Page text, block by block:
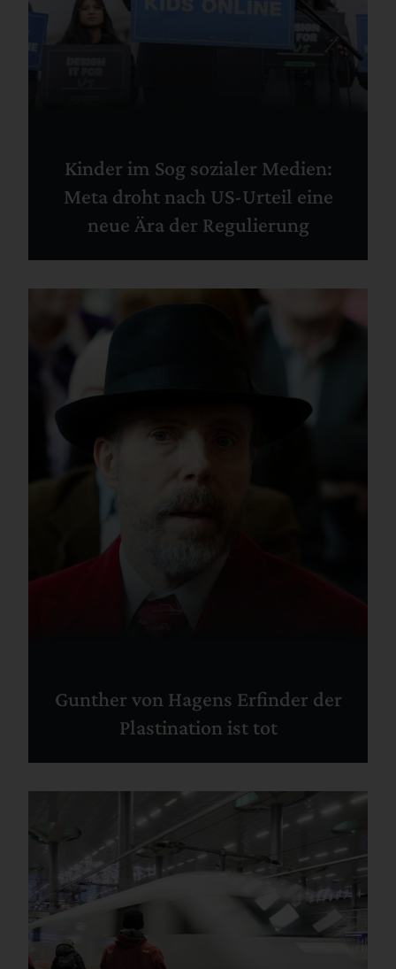
Kinder im Sog sozialer Medien:
Meta droht nach US-Urteil eine
neue Ära der Regulierung
Gunther von Hagens Erfinder der
Plastination ist tot